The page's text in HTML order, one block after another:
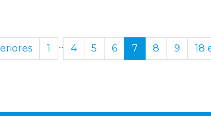
1 ... 4 5 6 7 8 9 18